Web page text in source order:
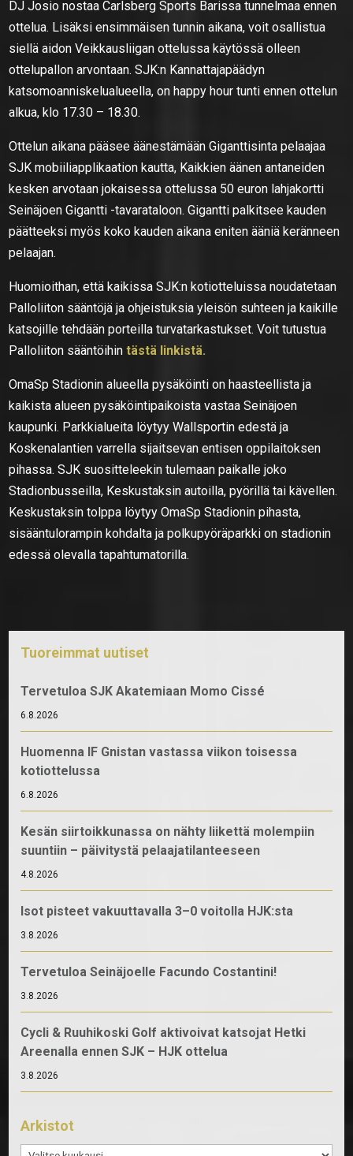
DJ Josio nostaa Carlsberg Sports Barissa tunnelmaa ennen
ottelua. Lisäksi ensimmäisen tunnin aikana, voit osallistua
siellä aidon Veikkausliigan ottelussa käytössä olleen
ottelupallon arvontaan. SJK:n Kannattajapäädyn
katsomoanniskelualueella, on happy hour tunti ennen ottelun
alkua, klo 17.30 – 18.30.
Ottelun aikana pääsee äänestämään Giganttisinta pelaajaa
SJK mobiiliapplikaation kautta, Kaikkien äänen antaneiden
kesken arvotaan jokaisessa ottelussa 50 euron lahjakortti
Seinäjoen Gigantti -tavarataloon. Gigantti palkitsee kauden
päätteeksi myös koko kauden aikana eniten ääniä keränneen
pelaajan.
Huomioithan, että kaikissa SJK:n kotiotteluissa noudatetaan
Palloliiton sääntöjä ja ohjeistuksia yleisön suhteen ja kaikille
katsojille tehdään porteilla turvatarkastukset. Voit tutustua
Palloliiton sääntöihintästä linkistä.
OmaSp Stadionin alueella pysäköinti on haasteellista ja
kaikista alueen pysäköintipaikoista vastaa Seinäjoen
kaupunki. Parkkialueita löytyy Wallsportin edestä ja
Koskenalantien varrella sijaitsevan entisen oppilaitoksen
pihassa. SJK suositteleekin tulemaan paikalle joko
Stadionbusseilla, Keskustaksin autoilla, pyörillä tai kävellen.
Keskustaksin tolppa löytyy OmaSp Stadionin pihasta,
sisääntulorampin kohdalta ja polkupyöräparkki on stadionin
edessä olevalla tapahtumatorilla.
Tuoreimmat uutiset
Tervetuloa SJK Akatemiaan Momo Cissé
6.8.2026
Huomenna IF Gnistan vastassa viikon toisessa
kotiottelussa
6.8.2026
Kesän siirtoikkunassa on nähty liikettä molempiin
suuntiin – päivitystä pelaajatilanteeseen
4.8.2026
Isot pisteet vakuuttavalla 3–0 voitolla HJK:sta
3.8.2026
Tervetuloa Seinäjoelle Facundo Costantini!
3.8.2026
Cycli & Ruuhikoski Golf aktivoivat katsojat Hetki
Areenalla ennen SJK – HJK ottelua
3.8.2026
Arkistot